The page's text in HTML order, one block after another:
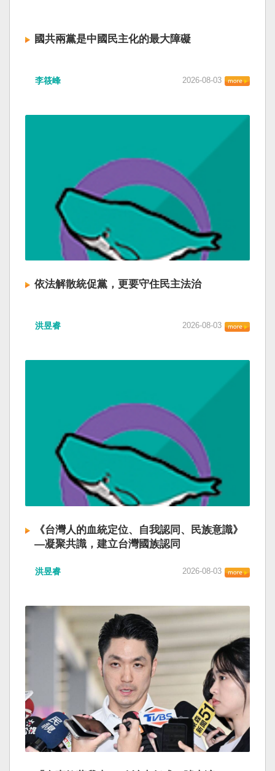
國共兩黨是中國民主化的最大障礙
李筱峰 2026-08-03
依法解散統促黨，更要守住民主法治
洪昱睿 2026-08-03
《台灣人的血統定位、自我認同、民族意識》
—凝聚共識，建立台灣國族認同
洪昱睿 2026-08-03